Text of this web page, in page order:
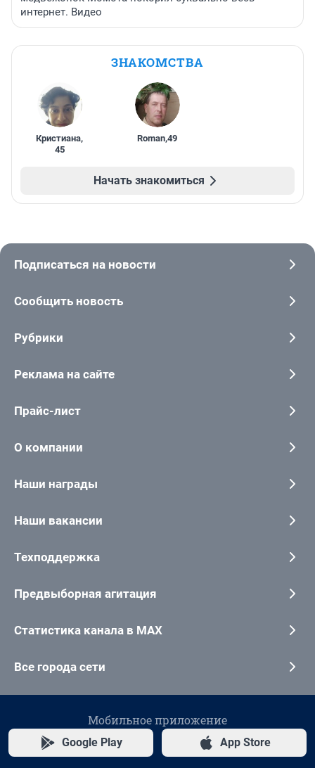
интернет. Видео
ЗНАКОМСТВА
Кристиана,
45
Roman,49
Начать знакомиться
Подписаться на новости
Сообщить новость
Рубрики
Реклама на сайте
Прайс-лист
О компании
Наши награды
Наши вакансии
Техподдержка
Предвыборная агитация
Статистика канала в MAX
Все города сети
Мобильное приложение
Google Play App Store